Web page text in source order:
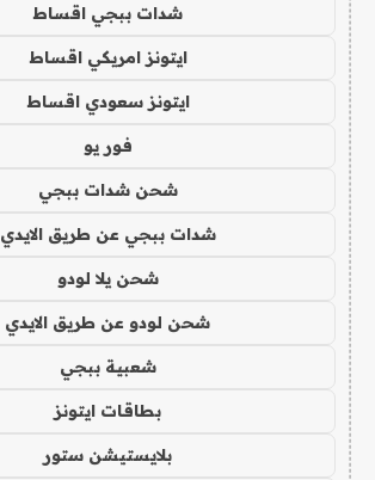
شدات ببجي اقساط
ايتونز امريكي اقساط
ايتونز سعودي اقساط
فور يو
شحن شدات ببجي
شدات ببجي عن طريق الايدي
شحن يلا لودو
شحن لودو عن طريق الايدي
شعبية ببجي
بطاقات ايتونز
بلايستيشن ستور